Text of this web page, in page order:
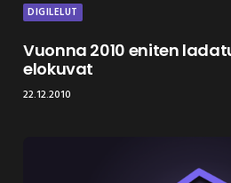
DIGILELUT
Vuonna 2010 eniten
elokuvat
22.12.2010